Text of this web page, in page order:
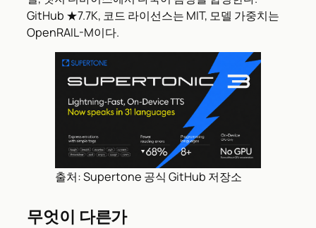
GitHub ★7.7K, 코드 라이선스는 MIT, 모델 가중치는
OpenRAIL-M이다.
출처: Supertone 공식 GitHub 저장소
무엇이 다른가